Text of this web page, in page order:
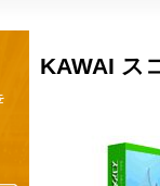
KAWAI ス